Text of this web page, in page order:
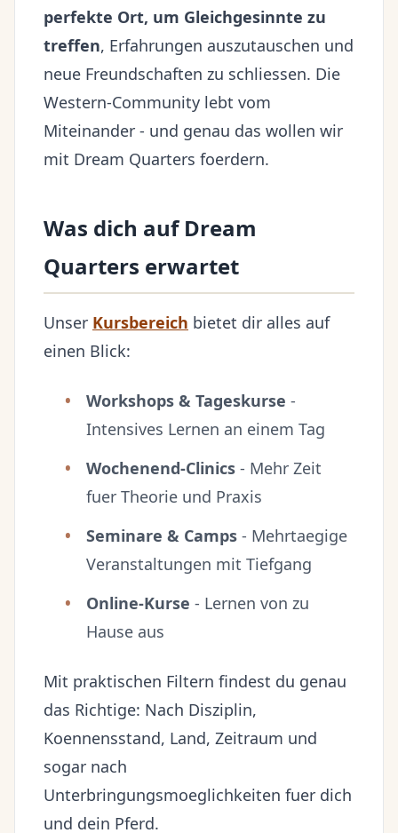
perfekte Ort, um Gleichgesinnte zu
treffen, Erfahrungen auszutauschen und
neue Freundschaften zu schliessen. Die
Western-Community lebt vom
Miteinander - und genau das wollen wir
mit Dream Quarters foerdern.
Was dich auf Dream
Quarters erwartet
Unser Kursbereich bietet dir alles auf
einen Blick:
Workshops & Tageskurse -
Intensives Lernen an einem Tag
Wochenend-Clinics - Mehr Zeit
fuer Theorie und Praxis
Seminare & Camps - Mehrtaegige
Veranstaltungen mit Tiefgang
Online-Kurse - Lernen von zu
Hause aus
Mit praktischen Filtern findest du genau
das Richtige: Nach Disziplin,
Koennensstand, Land, Zeitraum und
sogar nach
Unterbringungsmoeglichkeiten fuer dich
und dein Pferd.